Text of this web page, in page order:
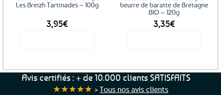
Les Breizh Tartinades – 100g
3,95€
beurre de baratte de Bretagne
BIO – 120g
3,35€
Avis certifiés : + de 10.000 clients SATISFAITS
★★★★★ > Tous nos avis clients